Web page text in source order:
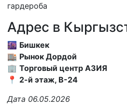
гардероба
Адрес в
🌆 Бишкек
🏬 Рынок Дордой
🏢 Торговый центр АЗИЯ
📍 2-й этаж, В-24
Дата 06.05.2026